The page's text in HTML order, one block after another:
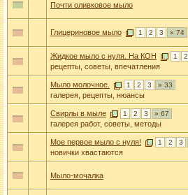
Почти оливковое мыло
Глицериновое мыло 1 2 3 » 74
Жидкое мыло с нуля. На КОН 1 2
рецепты, советы, впечатления
Мыло молочное. 1 2 3 » 33
галерея, рецепты, нюансы
Свирлы в мыле 1 2 3 » 67
галерея работ, советы, методы
Мое первое мыло с нуля! 1 2 3
новички хвастаются
Мыло-мочалка